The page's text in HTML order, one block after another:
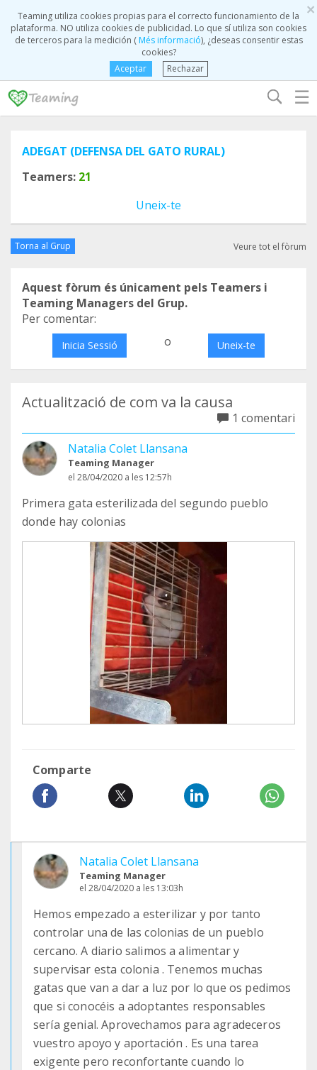
×
Teaming utiliza cookies propias para el correcto funcionamiento de la
plataforma. NO utiliza cookies de publicidad. Lo que sí utiliza son cookies
de terceros para la medición (Més informació), ¿deseas consentir estas
cookies?
Aceptar
Rechazar
☰
ADEGAT (DEFENSA DEL GATO RURAL)
Teamers: 21
Uneix-te
Torna al Grup Veure tot el fòrum
Aquest fòrum és únicament pels Teamers i
Teaming Managers del Grup.
Per comentar:
Inicia Sessió o Uneix-te
Actualització de com va la causa
1 comentari
Natalia Colet Llansana
Teaming Manager
el 28/04/2020 a les 12:57h
Primera gata esterilizada del segundo pueblo
donde hay colonias
Comparte
Natalia Colet Llansana
Teaming Manager
el 28/04/2020 a les 13:03h
Hemos empezado a esterilizar y por tanto
controlar una de las colonias de un pueblo
cercano. A diario salimos a alimentar y
supervisar esta colonia . Tenemos muchas
gatas que van a dar a luz por lo que os pedimos
que si conocéis a adoptantes responsables
sería genial. Aprovechamos para agradeceros
vuestro apoyo y aportación . Es una tarea
exigente pero reconfortante cuando lo